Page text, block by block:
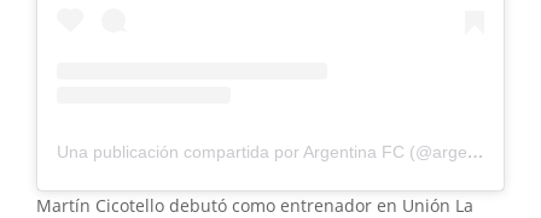
Una publicación compartida por Argentina FC (@argentinafcok1)
Martín Cicotello debutó como entrenador en Unión La